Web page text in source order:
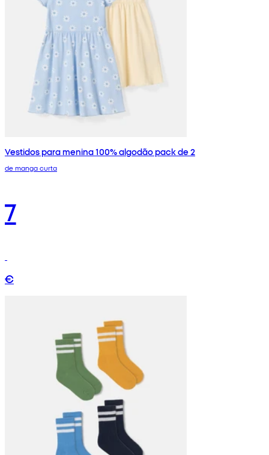
Vestidos para menina 100% algodão pack de 2
de manga curta
7
€